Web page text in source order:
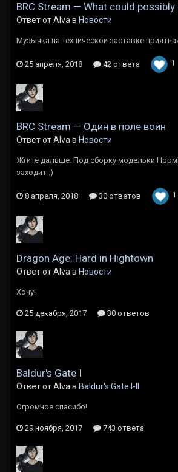
BRC Stream — What could
Ответ от Alva в Новости
Музычка на технической заставке
25 апреля, 2018 42 ответа 1
BRC Stream — Один в поле воин
Ответ от Alva в Новости
Жгите дальше. Под сборку модельки
заходит :)
8 апреля, 2018 30 ответов 1
Dragon Age: Hard in Hightown
Ответ от Alva в Новости
Хочу!
25 декабря, 2017 30 ответов
Baldur's Gate I
Ответ от Alva в Baldur's Gate I-II
Огромное спасибо!
29 ноября, 2017 743 ответа